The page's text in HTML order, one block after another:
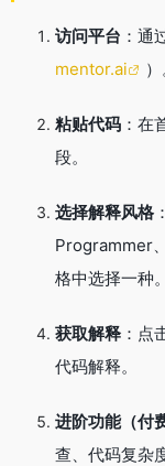
访问平台 ：通
mentor.ai
）
粘贴代码 ：在
段。
选择解释风格
Programmer
格中选择一种。
获取解释 ：点
代码解释。
进阶功能（付
查、代码复杂